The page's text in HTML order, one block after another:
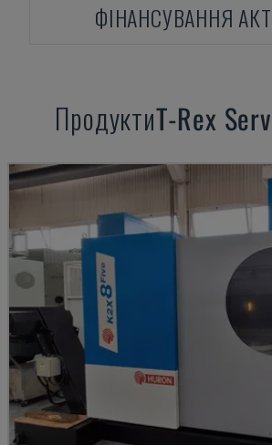
ФІНАНСУВАННЯ
ПродуктиT-Rex